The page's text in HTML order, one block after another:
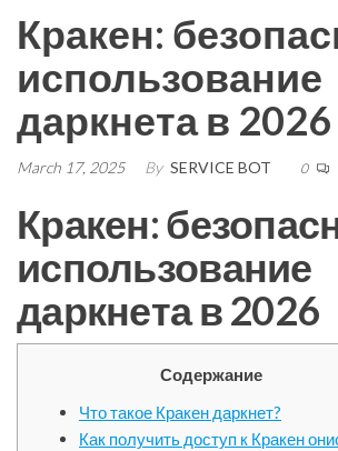
Кракен:
использование
даркнета в 2026
March 17, 2025 By SERVICE BOT 0
Кракен:
использование
даркнета в 2026
Содержание
Что такое Кракен даркнет?
Как получить доступ к Кракен